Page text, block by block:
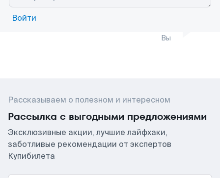
Войти
Вы
Рассказываем о полезном и интересном
Рассылка с выгодными предложениями
Эксклюзивные акции, лучшие лайфхаки,
заботливые рекомендации от экспертов
Купибилета